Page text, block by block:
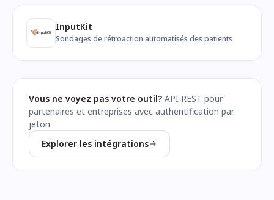
InputKit
Sondages de rétroaction automatisés des patients
Vous ne voyez pas votre outil? API REST pour
partenaires et entreprises avec authentification par
jeton.
Explorer les intégrations